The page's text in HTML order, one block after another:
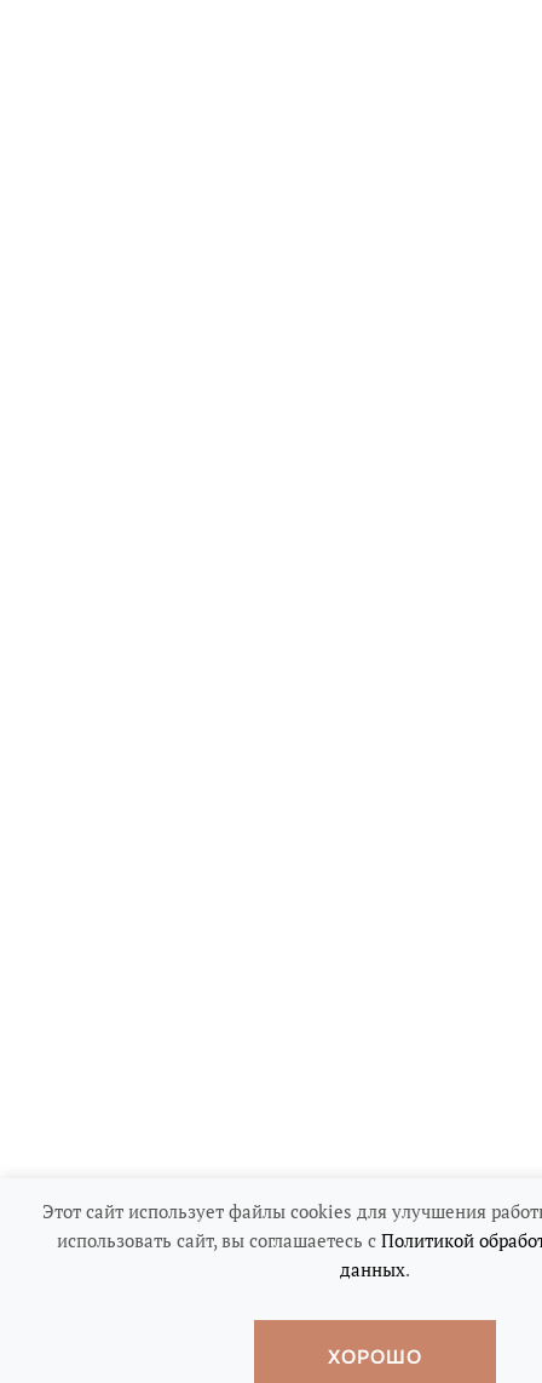
Этот сайт использует файлы cookies для улучшения
использовать сайт, вы соглашаетесь с Политикой
данных.
ХОРОШО